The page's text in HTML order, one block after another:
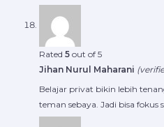
Rated 5 out of 5
Jihan Nurul Maharani
Belajar privat bikin lebih
teman sebaya. Jadi bisa fokus